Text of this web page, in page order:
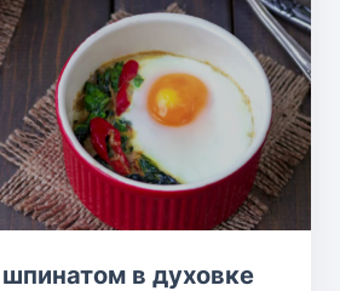
в духовке